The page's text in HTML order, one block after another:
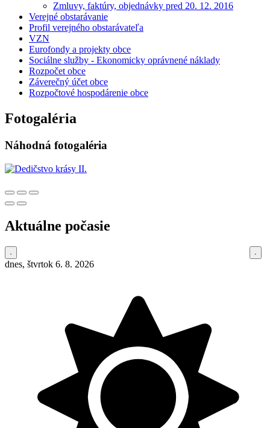
Zmluvy, faktúry, objednávky pred 20. 12. 2016
Verejné obstarávanie
Profil verejného obstarávateľa
VZN
Eurofondy a projekty obce
Sociálne služby - Ekonomicky oprávnené náklady
Rozpočet obce
Záverečný účet obce
Rozpočtové hospodárenie obce
Fotogaléria
Náhodná fotogaléria
Aktuálne počasie
dnes, štvrtok 6. 8. 2026